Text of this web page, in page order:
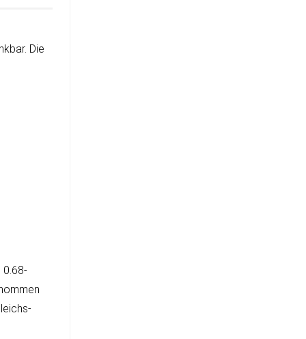
Die
0.68-